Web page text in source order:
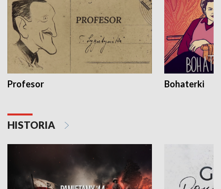
Profesor Bohaterki
HISTORIA